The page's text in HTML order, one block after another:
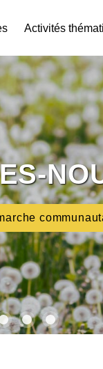
Activités